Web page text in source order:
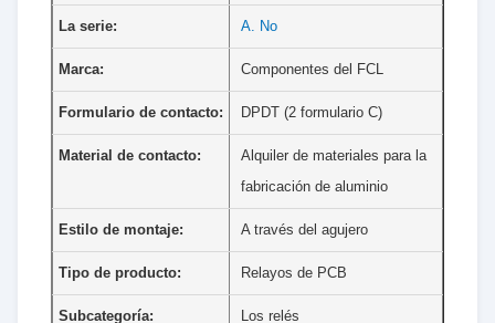
La serie: A. No
Marca: Componentes del FCL
Formulario de contacto: DPDT (2 formulario C)
Material de contacto:
Alquiler de materiales para la
fabricación de aluminio
Estilo de montaje: A través del agujero
Tipo de producto: Relayos de PCB
Subcategoría: Los relés